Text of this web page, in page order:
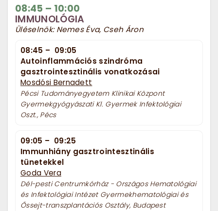
08:45 – 10:00
IMMUNOLÓGIA
Üléselnök: Nemes Éva, Cseh Áron
08:45 – 09:05
Autoinflammációs szindróma
gasztrointesztinális vonatkozásai
Mosdósi Bernadett
Pécsi Tudományegyetem Klinikai Központ
Gyermekgyógyászati Kl. Gyermek Infektológiai
Oszt., Pécs
09:05 – 09:25
Immunhiány gasztrointesztinális
tünetekkel
Goda Vera
Dél-pesti Centrumkórház - Országos Hematológiai
és Infektológiai Intézet Gyermekhematológiai és
Őssejt-transzplantációs Osztály, Budapest